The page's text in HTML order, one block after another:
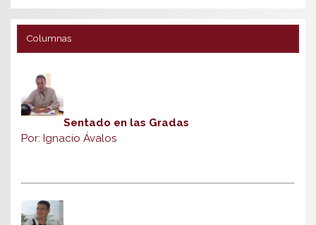
Columnas
Sentado en las Gradas
Por: Ignacio Ávalos